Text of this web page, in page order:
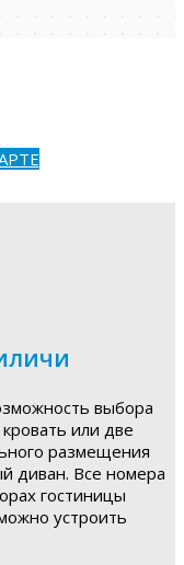
выбора
или две
размещения
диван. Все номера
гостиницы
устроить